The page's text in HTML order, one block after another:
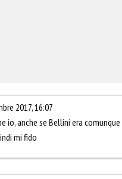
2017, 16:07
io, anche se Bellini era
mi fido